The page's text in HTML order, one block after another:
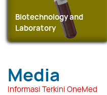
Biotechnology and
Laboratory
Media
Informasi Terkini OneMed